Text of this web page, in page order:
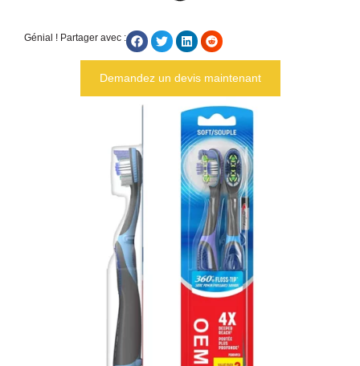
Génial ! Partager avec :
Demandez un devis maintenant